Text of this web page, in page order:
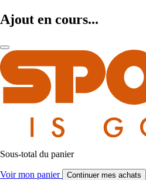
Ajout en cours...
Sous-total du panier
Voir mon panier Continuer mes achats